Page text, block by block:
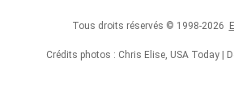
Tous droits réservés © 1998-2026
Crédits photos : Chris Elise, USA Today |